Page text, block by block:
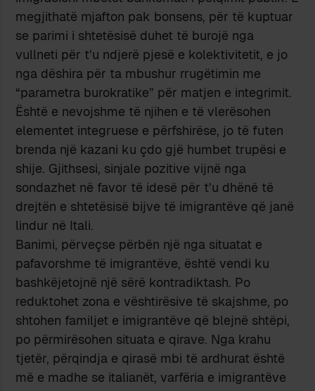
megjithatë mjafton pak bonsens, për të kuptuar
se parimi i shtetësisë duhet të burojë nga
vullneti për t’u ndjerë pjesë e kolektivitetit, e jo
nga dëshira për ta mbushur rrugëtimin me
“parametra burokratike” për matjen e integrimit.
Është e nevojshme të njihen e të vlerësohen
elementet integruese e përfshirëse, jo të futen
brenda një kazani ku çdo gjë humbet trupësi e
shije. Gjithsesi, sinjale pozitive vijnë nga
sondazhet në favor të idesë për t’u dhënë të
drejtën e shtetësisë bijve të imigrantëve që janë
lindur në Itali.
Banimi, përveçse përbën një nga situatat e
pafavorshme të imigrantëve, është vendi ku
bashkëjetojnë një sërë kontradiktash. Po
reduktohet zona e vështirësive të skajshme, po
shtohen familjet e imigrantëve që blejnë shtëpi,
po përmirësohen situata e qirave. Nga krahu
tjetër, përqindja e qirasë mbi të ardhurat është
më e madhe se italianët, varfëria e imigrantëve